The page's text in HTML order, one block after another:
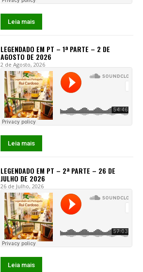
Leia mais
LEGENDADO EM PT – 1ª PARTE – 2 DE
AGOSTO DE 2026
2 de Agosto, 2026
Leia mais
LEGENDADO EM PT – 2ª PARTE – 26 DE
JULHO DE 2026
26 de Julho, 2026
Leia mais